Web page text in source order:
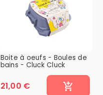
Boite à oeufs - Boules de
bains - Cluck Cluck
21,00 €